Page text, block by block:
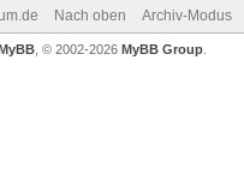
Nach oben Archiv-Modus
, © 2002-2026 MyBB Group